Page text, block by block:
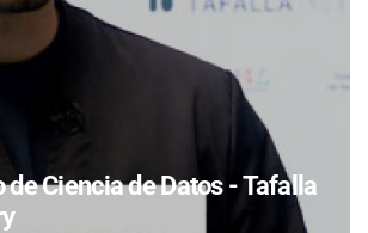
Ciencia de Datos - Tafalla